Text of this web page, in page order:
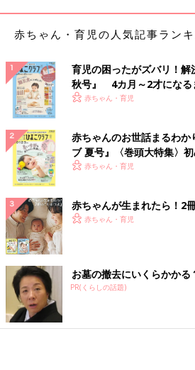
赤ちゃん・育児の人気記事ラン
育児の困ったがズバリ！
秋号』 4カ月～2才になる
いっぱい！
赤ちゃん・育児
赤ちゃんのお世話まるわ
ブ 夏号』〈巻頭大特集〉
く！ おっぱい・ミルクの
赤ちゃん・育児
赤ちゃんが生まれたら！2
赤ちゃん・育児
お墓の撤去にいくらかかる
PR(くらしの話題)